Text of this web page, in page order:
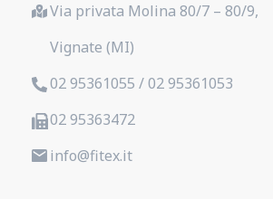
Via privata Molina 80/7 – 80/9,
Vignate (MI)
02 95361055 / 02 95361053
02 95363472
info@fitex.it